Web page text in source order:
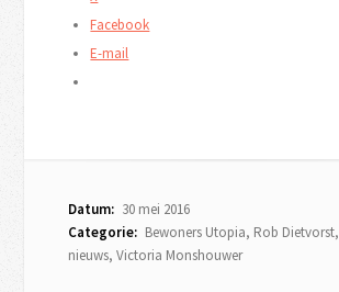
Facebook
E-mail
Datum: 30 mei 2016
Categorie: Bewoners Utopia, Rob Dietvorst,
nieuws,Victoria Monshouwer